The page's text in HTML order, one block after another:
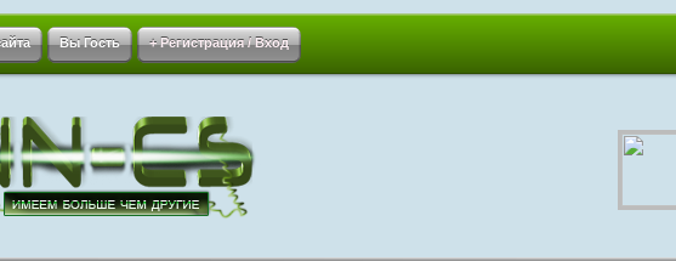
Вы Гость + Регистрация / Вход